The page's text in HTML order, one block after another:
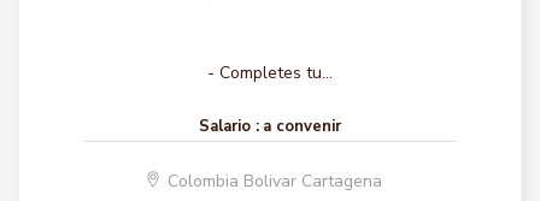
- Completes tu...
Salario : a convenir
Colombia Bolivar Cartagena